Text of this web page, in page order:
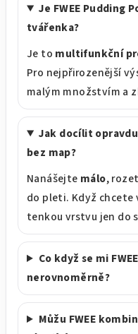
Je FWEE Pudding
tvářenka?
Je to multifunkční
Pro nejpřirozenější
malým množstvím a
Jak docílit
bez map?
Nanášejte málo,
do pleti. Když chcete
tenkou vrstvu jen do
Co když se mi
nerovnoměrně?
Můžu FWEE